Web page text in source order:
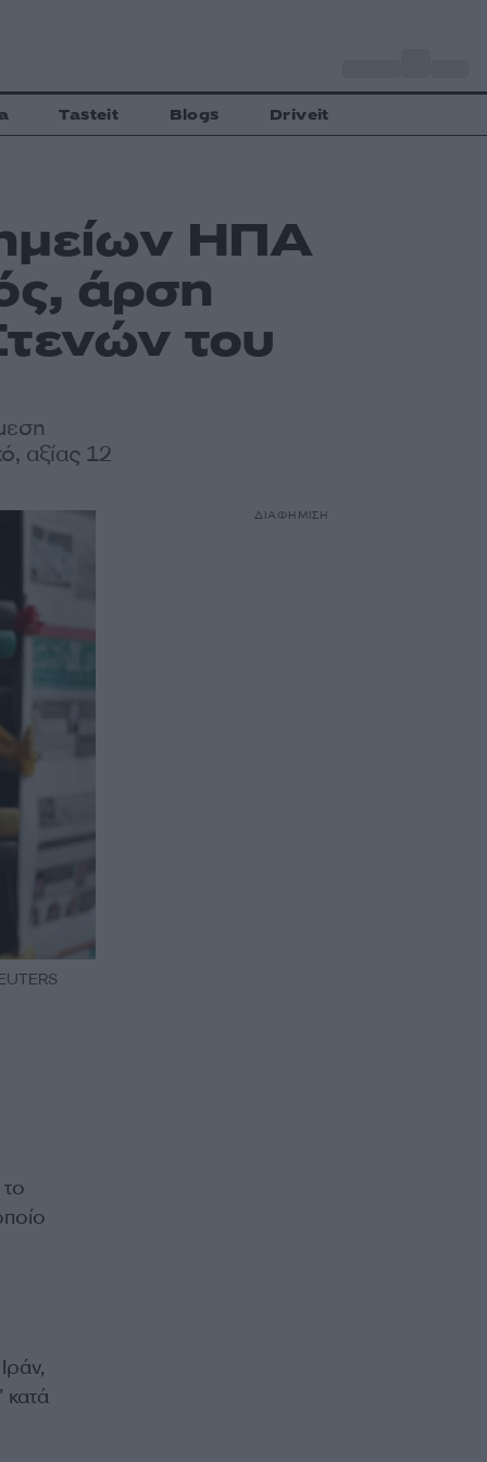
Tasteit Blogs Driveit
ΗΠΑ
άρση
του
αξίας 12
ΔΙΑΦΗΜΙΣΗ